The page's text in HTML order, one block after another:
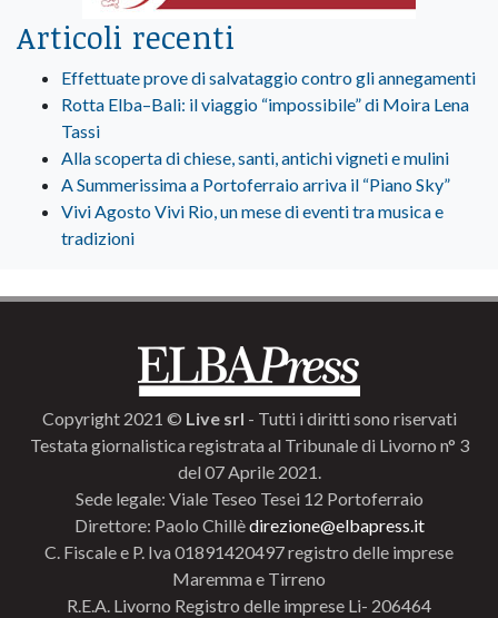
Articoli recenti
Effettuate prove di salvataggio contro gli annegamenti
Rotta Elba–Bali: il viaggio “impossibile” di Moira Lena
Tassi
Alla scoperta di chiese, santi, antichi vigneti e mulini
A Summerissima a Portoferraio arriva il “Piano Sky”
Vivi Agosto Vivi Rio, un mese di eventi tra musica e
tradizioni
Copyright 2021 © Live srl - Tutti i diritti sono riservati
Testata giornalistica registrata al Tribunale di Livorno n° 3
del 07 Aprile 2021.
Sede legale: Viale Teseo Tesei 12 Portoferraio
Direttore: Paolo Chillèdirezione@elbapress.it
C. Fiscale e P. Iva 01891420497 registro delle imprese
Maremma e Tirreno
R.E.A. Livorno Registro delle imprese Li- 206464